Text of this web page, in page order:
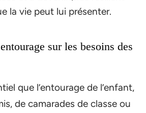
la vie peut lui présenter.
sur les besoins des
que l’entourage de l’enfant,
de camarades de classe ou